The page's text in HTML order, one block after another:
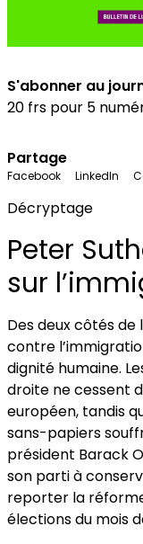
S'abonner au
20 frs pour 5
Partage
Facebook LinkedIn
Décryptage
Peter
sur
Des deux côtés de
contre
dignité humaine.
droite ne cessent
européen, tandis
sans-papiers
président Barack
son parti à
reporter la
élections du mois